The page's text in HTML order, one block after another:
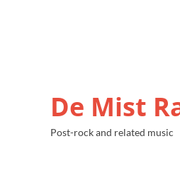
De Mist
Post-rock and related music